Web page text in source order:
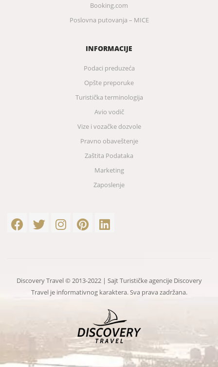
Booking.com
Poslovna putovanja – MICE
INFORMACIJE
Podaci preduzeća
Opšte preporuke
Turistička terminologija
Avio vodič
Vize i vozačke dozvole
Pravno obaveštenje
Zaštita Podataka
Marketing
Zaposlenje
Discovery Travel © 2013-2022 | Sajt Turističke agencije Discovery
Travel je informativnog karaktera. Sva prava zadržana.